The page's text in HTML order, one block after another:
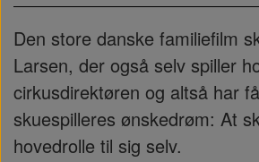
Den store danske familiefilm
Larsen, der også selv spiller
cirkusdirektøren og altså har
skuespilleres ønskedrøm: At
hovedrolle til sig selv.